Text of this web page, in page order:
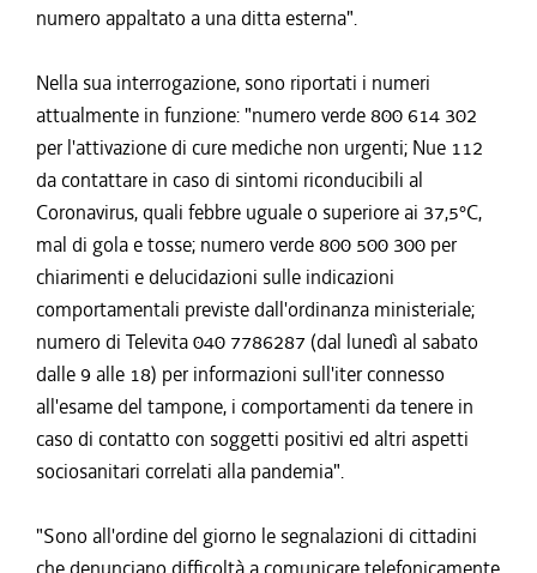
numero appaltato a una ditta esterna".
Nella sua interrogazione, sono riportati i numeri
attualmente in funzione: "numero verde 800 614 302
per l'attivazione di cure mediche non urgenti; Nue 112
da contattare in caso di sintomi riconducibili al
Coronavirus, quali febbre uguale o superiore ai 37,5°C,
mal di gola e tosse; numero verde 800 500 300 per
chiarimenti e delucidazioni sulle indicazioni
comportamentali previste dall'ordinanza ministeriale;
numero di Televita 040 7786287 (dal lunedì al sabato
dalle 9 alle 18) per informazioni sull'iter connesso
all'esame del tampone, i comportamenti da tenere in
caso di contatto con soggetti positivi ed altri aspetti
sociosanitari correlati alla pandemia".
"Sono all'ordine del giorno le segnalazioni di cittadini